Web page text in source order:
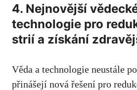
4. Nejnovější
technologie pro‌
strií a získání
Věda a ⁣technologie ⁢neustále
přinášejí nová řešení pro